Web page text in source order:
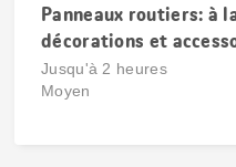
Panneaux routiers: à
décorations et
Jusqu'à 2 heures
Moyen